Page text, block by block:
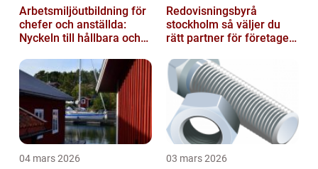
Arbetsmiljöutbildning för
chefer och anställda:
Nyckeln till hållbara och
Redovisningsbyrå
stockholm så väljer du
rätt partner för företagets
04 mars 2026 03 mars 2026